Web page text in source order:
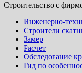
Строительство с
Инженерно-
Строители
Замер
Расчет
Обследование
Гид по